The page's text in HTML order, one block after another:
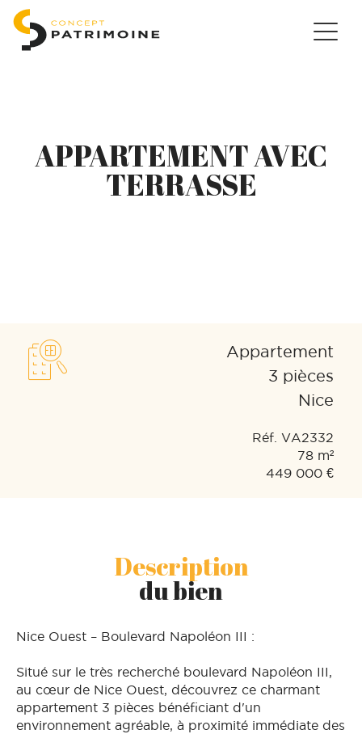
APPARTEMENT AVEC
TERRASSE
Appartement
3 pièces
Nice
Réf. VA2332
78 m²
449 000 €
Description
du bien
Nice Ouest – Boulevard Napoléon III :
Situé sur le très recherché boulevard Napoléon III,
au cœur de Nice Ouest, découvrez ce charmant
appartement 3 pièces bénéficiant d'un
environnement agréable, à proximité immédiate des